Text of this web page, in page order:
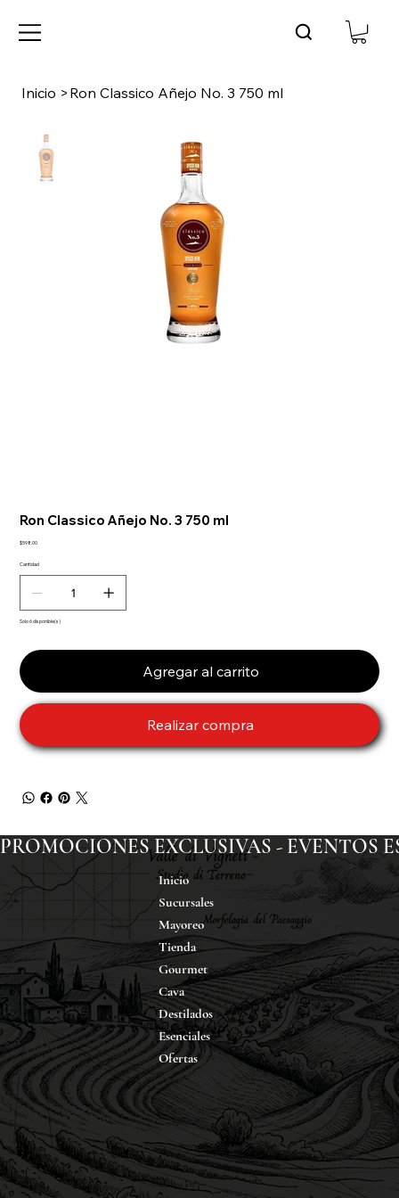
Inicio > Ron Classico Añejo No. 3 750 ml
Ron Classico Añejo No. 3 750 ml
Precio
$598.00
Cantidad
Solo 6 disponible(s)
Agregar al carrito
Realizar compra
PROMOCIONES EXCLUSIVAS - EVENTOS
Inicio
Sucursales
Mayoreo
Tienda
Gourmet
Cava
Destilados
Esenciales
Ofertas